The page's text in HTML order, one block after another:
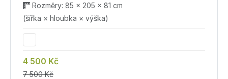
Rozměry: 85 × 205 × 81 cm
(šířka × hloubka × výška)
4 500 Kč
7 500 Kč